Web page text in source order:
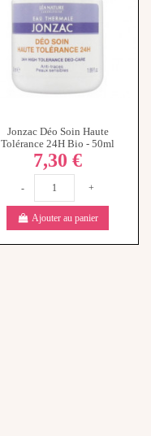
Jonzac Déo Soin Haute
Tolérance 24H Bio - 50ml
7,30 €
- +
Ajouter au panier